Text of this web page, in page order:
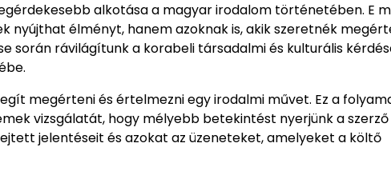
alkotása a magyar irodalom történetében. E
nyújthat élményt, hanem azoknak is, akik szeretnék
során rávilágítunk a korabeli társadalmi és kulturális
megérteni és értelmezni egy irodalmi művet. Ez a
vizsgálatát, hogy mélyebb betekintést nyerjünk a szerző
jelentéseit és azokat az üzeneteket, amelyeket a költő